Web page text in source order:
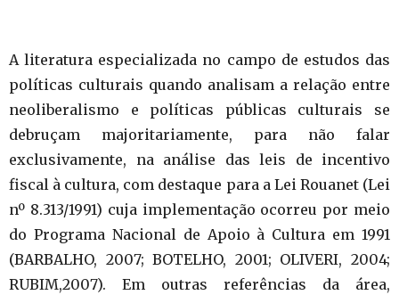
A literatura especializada no campo de estudos das
políticas culturais quando analisam a relação entre
neoliberalismo e políticas públicas culturais se
debruçam majoritariamente, para não falar
exclusivamente, na análise das leis de incentivo
fiscal à cultura, com destaque para a Lei Rouanet (Lei
nº 8.313/1991) cuja implementação ocorreu por meio
do Programa Nacional de Apoio à Cultura em 1991
(BARBALHO, 2007; BOTELHO, 2001; OLIVERI, 2004;
RUBIM,2007). Em outras referências da área,